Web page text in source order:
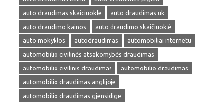
auto draudimas skaiciuokle
auto draudimas uk
auto draudimo kainos
auto draudimo skaičiuoklė
auto mokyklos
autodraudimas
automobiliai internetu
automobilio civilinės atsakomybės draudimas
automobilio civilinis draudimas
automobilio draudimas
automobilio draudimas anglijoje
automobilio draudimas gjensidige